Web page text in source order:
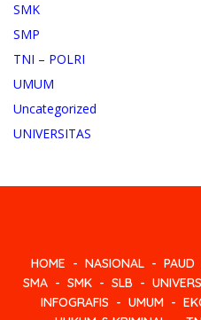
SMK
SMP
TNI – POLRI
UMUM
Uncategorized
UNIVERSITAS
HOME NASIONAL PAUD
SMA
SMK SLB
INFOGRAFIS
UMUM